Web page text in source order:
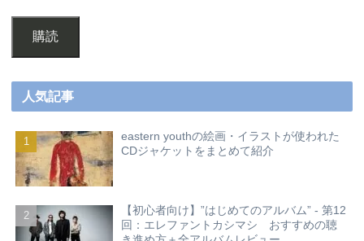
購読
人気記事
eastern youthの絵画・イラストが使われた
CDジャケットをまとめて紹介
【初心者向け】”はじめてのアルバム” - 第12
回：エレファントカシマシ おすすめの聴